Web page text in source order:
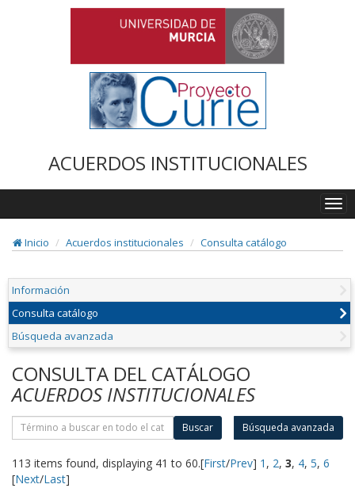
ACUERDOS INSTITUCIONALES
Inicio
Acuerdos institucionales Consulta catálogo
Información
Consulta catálogo
Búsqueda avanzada
CONSULTA DEL CATÁLOGO
ACUERDOS INSTITUCIONALES
Buscar Búsqueda avanzada
113 items found, displaying 41 to 60.[First/Prev] 1 , 2, 3, 4, 5, 6
[Next/Last]